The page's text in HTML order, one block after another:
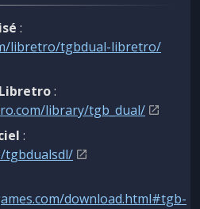
:
libretro/tgbdual-libretro/
:
library/tgb_dual/
:
tgbdualsdl/
download.html#tgb-